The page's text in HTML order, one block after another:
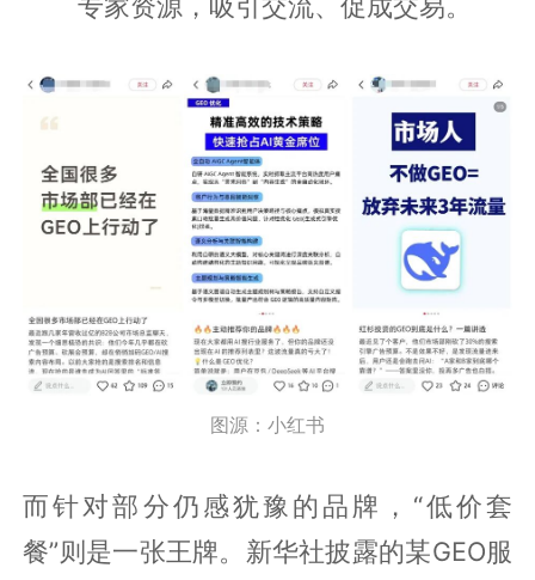
图源：小红书
而针对部分仍感犹豫的品牌，“低价套
餐”则是一张王牌。新华社披露的某GEO服